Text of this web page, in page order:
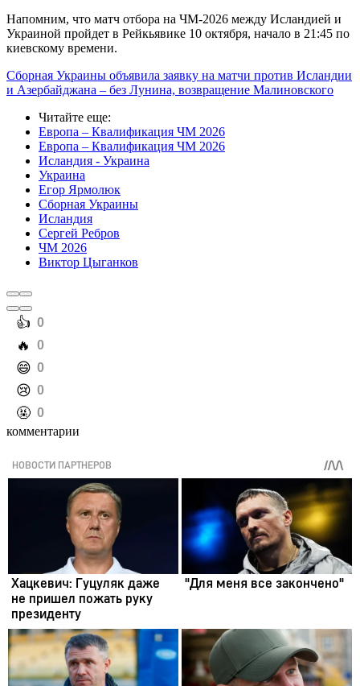
Напомним, что матч отбора на ЧМ-2026 между Исландией и
Украиной пройдет в Рейкьявике 10 октября, начало в 21:45 по
киевскому времени.
Сборная Украины объявила заявку на матчи против Исландии
и Азербайджана – без Лунина, возвращение Малиновского
Читайте еще:
Европа – Квалификация ЧМ 2026
Европа – Квалификация ЧМ 2026
Исландия - Украина
Украина
Егор Ярмолюк
Сборная Украины
Исландия
Сергей Ребров
ЧМ 2026
Виктор Цыганков
️👍 0
️🔥 0
️😄 0
️😢 0
️🤬 0
комментарии